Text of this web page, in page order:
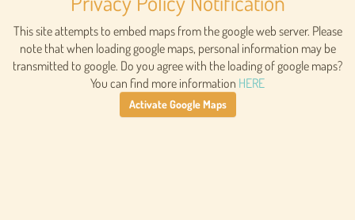
This site attempts to embed maps from the google web server. Please
note that when loading google maps, personal information may be
transmitted to google. Do you agree with the loading of google maps?
You can find more information HERE